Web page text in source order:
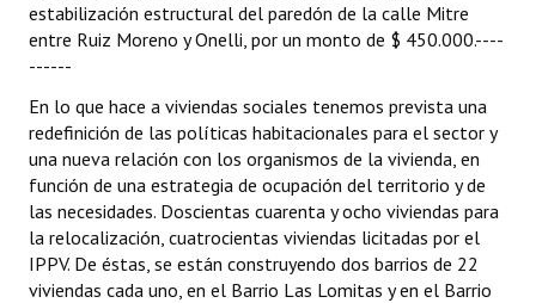
estabilización estructural del paredón de la calle Mitre
entre Ruiz Moreno y Onelli, por un monto de $ 450.000.----
------
En lo que hace a viviendas sociales tenemos prevista una
redefinición de las políticas habitacionales para el sector y
una nueva relación con los organismos de la vivienda, en
función de una estrategia de ocupación del territorio y de
las necesidades. Doscientas cuarenta y ocho viviendas para
la relocalización, cuatrocientas viviendas licitadas por el
IPPV. De éstas, se están construyendo dos barrios de 22
viviendas cada uno, en el Barrio Las Lomitas y en el Barrio